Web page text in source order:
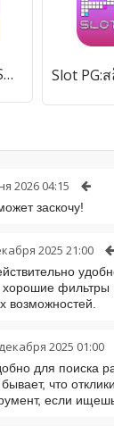
DIY Makeover: ASMR Mask 3D
2026 04:15
заскочу!
2025 21:00
хорошие
возможностей.
2025 01:00
для поиска
что
если